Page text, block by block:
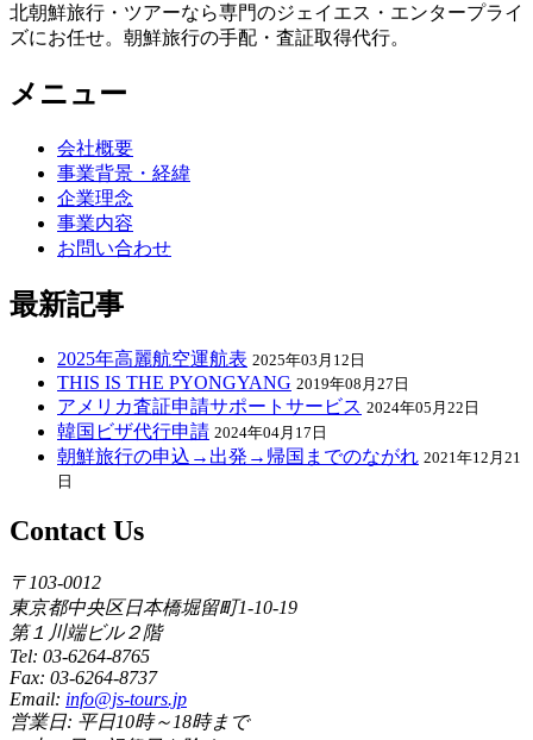
北朝鮮旅行・ツアーなら専門のジェイエス・エンタープライ
ズにお任せ。朝鮮旅行の手配・査証取得代行。
メニュー
会社概要
事業背景・経緯
企業理念
事業内容
お問い合わせ
最新記事
2025年高麗航空運航表 2025年03月12日
THIS IS THE PYONGYANG 2019年08月27日
アメリカ査証申請サポートサービス 2024年05月22日
韓国ビザ代行申請 2024年04月17日
朝鮮旅行の申込→出発→帰国までのながれ 2021年12月21
日
Contact Us
〒103-0012
東京都中央区日本橋堀留町1-10-19
第１川端ビル２階
Tel: 03-6264-8765
Fax: 03-6264-8737
Email: info@js-tours.jp
営業日: 平日10時～18時まで